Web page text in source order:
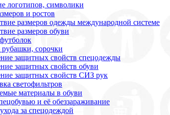
логотипов, символики
и ростов
размеров одежды международной системе
размеров обуви
сорочки
защитных свойств спецодежды
защитных свойств обуви
защитных свойств СИЗ рук
светофильтров
материалы в обуви
и её обеззараживание
за спецодеждой